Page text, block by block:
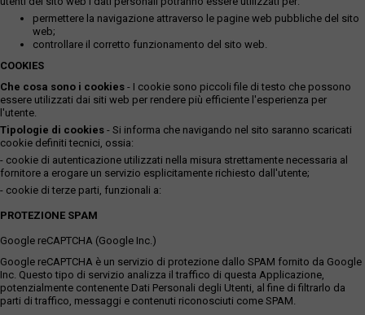
permettere la navigazione attraverso le pagine web pubbliche del sito
web;
controllare il corretto funzionamento del sito web.
COOKIES
Che cosa sono i cookies - I cookie sono piccoli file di testo che possono
essere utilizzati dai siti web per rendere più efficiente l'esperienza per
l'utente.
Tipologie di cookies - Si informa che navigando nel sito saranno scaricati
cookie definiti tecnici, ossia:
- cookie di autenticazione utilizzati nella misura strettamente necessaria al
fornitore a erogare un servizio esplicitamente richiesto dall'utente;
- cookie di terze parti, funzionali a:
PROTEZIONE SPAM
Google reCAPTCHA (Google Inc.)
Google reCAPTCHA è un servizio di protezione dallo SPAM fornito da Google
Inc. Questo tipo di servizio analizza il traffico di questa Applicazione,
potenzialmente contenente Dati Personali degli Utenti, al fine di filtrarlo da
parti di traffico, messaggi e contenuti riconosciuti come SPAM.